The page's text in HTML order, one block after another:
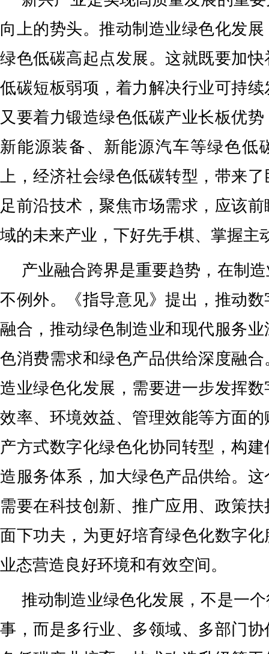
向上的势头。推动制造业绿色化发
绿色低碳高起点发展。这就既要加
低碳短板弱项，着力解决行业可持
又要着力锻造绿色低碳产业长板优
新能源装备、新能源汽车等绿色低
上，经济社会绿色低碳转型，带来
足前沿技术，聚焦市场需求，应该
域的未来产业，下好先手棋、掌握主
产业融合跨界是重要趋势，在制
不例外。《指导意见》提出，推动
融合，推动绿色制造业和现代服务
色消费需求和绿色产品供给深度融
造业绿色化发展，需要进一步发挥
效率、环境效益、管理效能等方面
产方式数字化绿色化协同转型，构
造服务体系，加大绿色产品供给。
需要在科技创新、推广应用、政策
面下功夫，为更好培育绿色化数字
业态营造良好环境和有效空间。
推动制造业绿色化发展，不是一
事，而是多行业、多领域、多部门